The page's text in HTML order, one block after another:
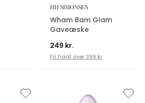
HH SIMONSEN
Wham Bam Glam
Gaveæske
249 kr.
Fri fragt over 399 kr